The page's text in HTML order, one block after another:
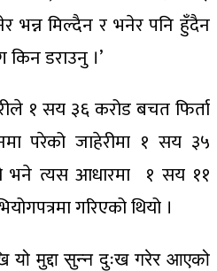
भन्न मिल्दैन र भनेर पनि हुँदैन
किन डराउनु ।’
१ सय ३६ करोड बचत फिर्ता
परेको जाहेरीमा १ सय ३५
भने त्यस आधारमा १ सय ११
गरिएको थियो ।
मुद्दा सुन्न दुःख गरेर आएको